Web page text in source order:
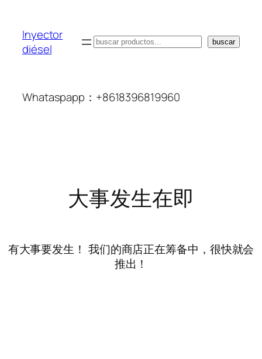
Inyector
diésel
搜
buscar
Whataspapp：+8618396819960
大事发生在即
有大事要发生！ 我们的商店正在筹备中，很快就会
推出！